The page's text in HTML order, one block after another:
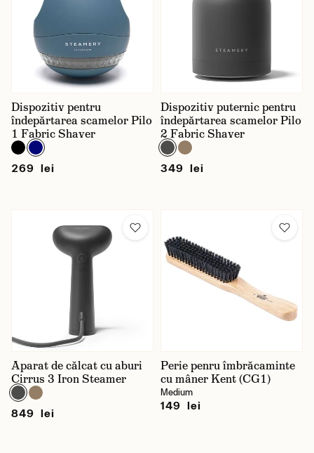
Dispozitiv pentru
îndepărtarea scamelor Pilo
1 Fabric Shaver
269 lei
Dispozitiv puternic pentru
îndepărtarea scamelor Pilo
2 Fabric Shaver
349 lei
Aparat de călcat cu aburi
Cirrus 3 Iron Steamer
849 lei
Perie penru îmbrăcaminte
cu mâner Kent (CG1)
Medium
149 lei